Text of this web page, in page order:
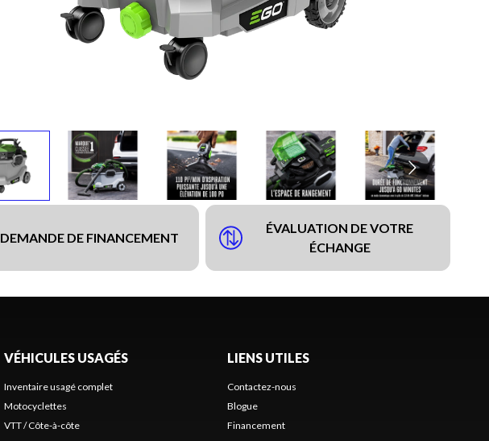
DEMANDE DE FINANCEMENT
ÉVALUATION DE VOTRE
ÉCHANGE
VÉHICULES USAGÉS
Inventaire usagé complet
Motocyclettes
VTT / Côte-à-côte
LIENS UTILES
Contactez-nous
Blogue
Financement